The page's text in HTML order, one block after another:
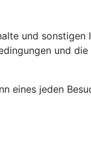
und sonstigen
und
eines jeden